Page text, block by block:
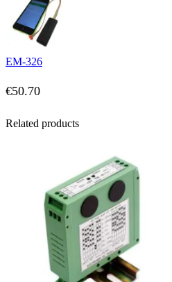
EM-326
€50.70
Related products